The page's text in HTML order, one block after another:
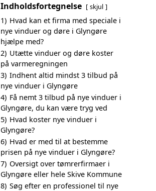
Indholdsfortegnelse skjul
1) Hvad kan et firma med speciale i
nye vinduer og døre i Glyngøre
hjælpe med?
2) Utætte vinduer og døre koster
på varmeregningen
3) Indhent altid mindst 3 tilbud på
nye vinduer i Glyngøre
4) Få nemt 3 tilbud på nye vinduer i
Glyngøre, du kan være tryg ved
5) Hvad koster nye vinduer i
Glyngøre?
6) Hvad er med til at bestemme
prisen på nye vinduer i Glyngøre?
7) Oversigt over tømrerfirmaer i
Glyngøre eller hele Skive Kommune
8) Søg efter en professionel til nye